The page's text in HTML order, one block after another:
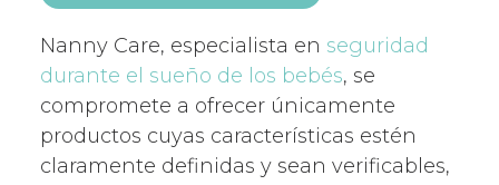
Nanny Care, especialista en seguridad
durante el sueño de los bebés, se
compromete a ofrecer únicamente
productos cuyas características estén
claramente definidas y sean verificables,